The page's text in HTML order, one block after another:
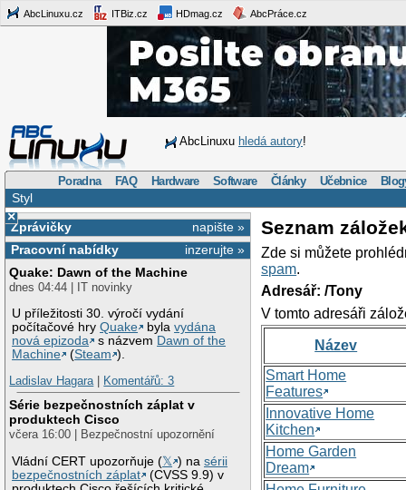
AbcLinuxu.cz ITBiz.cz HDmag.cz AbcPráce.cz
AbcLinuxu hledá autory!
Poradna FAQ Hardware Software Články Učebnice
Styl
×
napište »
Zprávičky
inzerujte »
Pracovní nabídky
Quake: Dawn of the Machine
dnes 04:44 | IT novinky
U příležitosti 30. výročí vydání
počítačové hryQuake bylavydána
nová epizoda
s názvem Dawn of the
Machine
(Steam ).
Ladislav Hagara| Komentářů: 3
Série bezpečnostních záplat v
produktech Cisco
včera 16:00 | Bezpečnostní upozornění
Vládní CERT upozorňuje (𝕏 ) nasérii
bezpečnostních záplat
(CVSS 9.9) v
Seznam
Zde si můžete
spam.
Adresář: /Tony
V tomto adresáři
Název
Smart Home
Features
Innovative Home
Kitchen
Home Garden
Dream